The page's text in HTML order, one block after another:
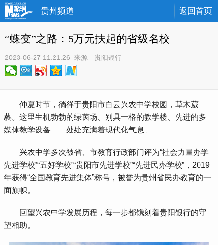
贵州频道 返回首页
“蝶变”之路：5万元扶起的省级名校
2023-06-27 11:21:26 来源： 贵阳银行
仲夏时节，徜徉于贵阳市白云兴农中学校园，草木葳
蕤。这里生机勃勃的绿茵场、别具一格的教学楼、先进的多
媒体教学设备……处处充满着现代化气息。
兴农中学多次被省、市教育行政部门评为“社会力量办学
先进学校”“五好学校”“贵阳市先进学校”“先进民办学校”，2019
年获得“全国教育先进集体”称号，被誉为贵州省民办教育的一
面旗帜。
回望兴农中学发展历程，每一步都镌刻着贵阳银行的守
望相助。